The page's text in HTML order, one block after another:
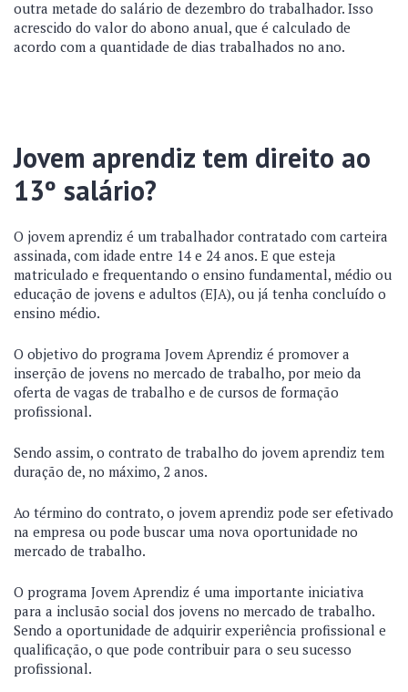
outra metade do salário de dezembro do trabalhador. Isso
acrescido do valor do abono anual, que é calculado de
acordo com a quantidade de dias trabalhados no ano.
Jovem aprendiz tem direito ao
13º salário?
O jovem aprendiz é um trabalhador contratado com carteira
assinada, com idade entre 14 e 24 anos. E que esteja
matriculado e frequentando o ensino fundamental, médio ou
educação de jovens e adultos (EJA), ou já tenha concluído o
ensino médio.
O objetivo do programa Jovem Aprendiz é promover a
inserção de jovens no mercado de trabalho, por meio da
oferta de vagas de trabalho e de cursos de formação
profissional.
Sendo assim, o contrato de trabalho do jovem aprendiz tem
duração de, no máximo, 2 anos.
Ao término do contrato, o jovem aprendiz pode ser efetivado
na empresa ou pode buscar uma nova oportunidade no
mercado de trabalho.
O programa Jovem Aprendiz é uma importante iniciativa
para a inclusão social dos jovens no mercado de trabalho.
Sendo a oportunidade de adquirir experiência profissional e
qualificação, o que pode contribuir para o seu sucesso
profissional.